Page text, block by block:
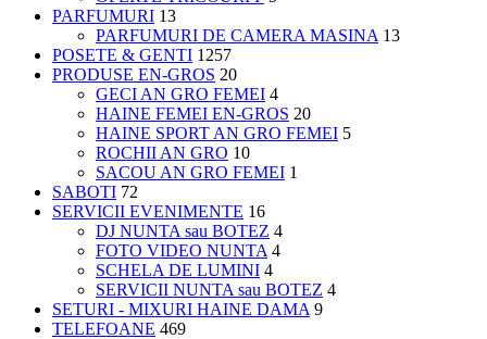
PARFUMURI 13
PARFUMURI DE CAMERA MASINA 13
POSETE & GENTI 1257
PRODUSE EN-GROS 20
GECI AN GRO FEMEI 4
HAINE FEMEI EN-GROS 20
HAINE SPORT AN GRO FEMEI 5
ROCHII AN GRO 10
SACOU AN GRO FEMEI 1
SABOTI 72
SERVICII EVENIMENTE 16
DJ NUNTA sau BOTEZ 4
FOTO VIDEO NUNTA 4
SCHELA DE LUMINI 4
SERVICII NUNTA sau BOTEZ 4
SETURI - MIXURI HAINE DAMA 9
TELEFOANE 469